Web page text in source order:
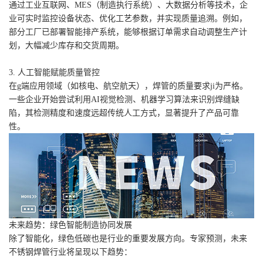
通过工业互联网、MES（制造执行系统）、大数据分析等技术，企
业可实时监控设备状态、优化工艺参数，并实现质量追溯。例如，
部分工厂已部署智能排产系统，能够根据订单需求自动调整生产计
划，大幅减少库存和交货周期。
3. 人工智能赋能质量管控
在g端应用领域（如核电、航空航天），焊管的质量要求ji为严格。
一些企业开始尝试利用AI视觉检测、机器学习算法来识别焊缝缺
陷，其检测精度和速度远超传统人工方式，显著提升了产品可靠
性。
未来趋势：绿色智能制造协同发展
除了智能化，绿色低碳也是行业的重要发展方向。专家预测，未来
不锈钢焊管行业将呈现以下趋势：